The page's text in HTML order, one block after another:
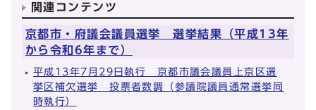
関連コンテンツ
京都市・府議会議員選挙 選挙結果（平成13年
から令和6年まで）
平成13年7月29日執行 京都市議会議員上京区選
挙区補欠選挙 投票者数調（参議院議員通常選挙同
時執行）